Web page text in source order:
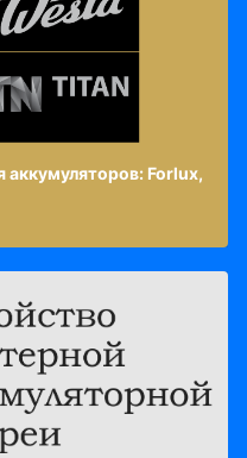
аккумуляторов: Forlux,